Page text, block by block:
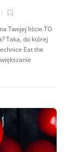
Twojej liście TO
Taka, do której
Eat the